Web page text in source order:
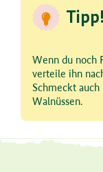
Tipp!
Wenn du noch
verteile ihn
Schmeckt
Walnüssen.